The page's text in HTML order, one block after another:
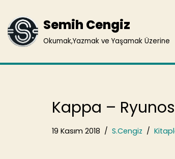
İçeriğe
geç
Semih Cengiz
Okumak,Yazmak ve Yaşamak Üzerine
Kappa –
19 Kasım 2018 S.Cengiz